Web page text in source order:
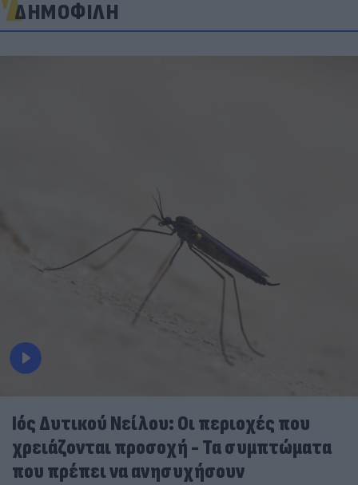
ΔΗΜΟΦΙΛΗ
Ιός Δυτικού Νείλου: Οι περιοχές που
χρειάζονται προσοχή - Τα συμπτώματα
που πρέπει να ανησυχήσουν